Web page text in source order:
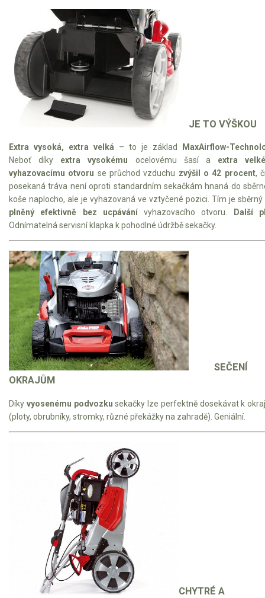
JE TO VÝŠKOU
Extra vysoká, extra velká – to je základ
MaxAirflow-
Neboť díky extra vysokému ocelovému šasí a extra
vyhazovacímu otvoru se průchod vzduchu zvýšil o 42 procent,
posekaná tráva není oproti standardním sekačkám hnaná do
koše naplocho, ale je vyhazovaná ve vztyčené pozici. Tím je sběrný
plněný efektivně bez ucpávánívyhazovacího otvoru.
Další
Odnímatelná servisní klapka k pohodlné údržbě sekačky.
SEČENÍ
OKRAJŮM
Díky vyosenému podvozku sekačky lze perfektně dosekávat k
(ploty, obrubníky, stromky, různé překážky na zahradě). Geniální.
CHYTRÉ A